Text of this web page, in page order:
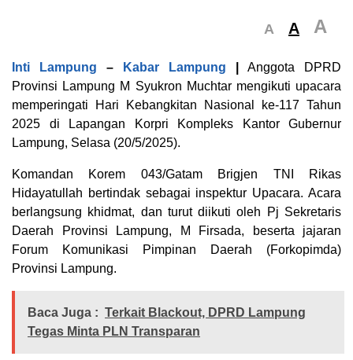
A A A
Inti Lampung – Kabar Lampung
Anggota DPRD
Provinsi Lampung M Syukron Muchtar mengikuti upacara
memperingati Hari Kebangkitan Nasional ke-117 Tahun
2025 di Lapangan Korpri Kompleks Kantor Gubernur
Lampung, Selasa (20/5/2025).
Komandan Korem 043/Gatam Brigjen TNI Rikas
Hidayatullah bertindak sebagai inspektur Upacara. Acara
berlangsung khidmat, dan turut diikuti oleh Pj Sekretaris
Daerah Provinsi Lampung, M Firsada, beserta jajaran
Forum Komunikasi Pimpinan Daerah (Forkopimda)
Provinsi Lampung.
Baca Juga : Terkait Blackout, DPRD Lampung
Tegas Minta PLN Transparan